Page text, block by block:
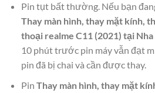
Pin tụt bất thường. Nếu bạn
Thay màn hình, thay mặt kính,
thoại realme C11 (2021) tại Nha
10 phút trước pin máy vẫn đạt
pin đã bị chai và cần được thay.
Pin Thay màn hình, thay mặt